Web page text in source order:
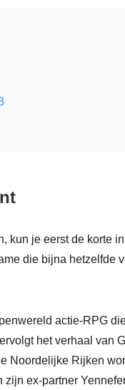
kun je eerst de korte
die bijna hetzelfde
actie-RPG
het verhaal van
Noordelijke Rijken
ex-partner